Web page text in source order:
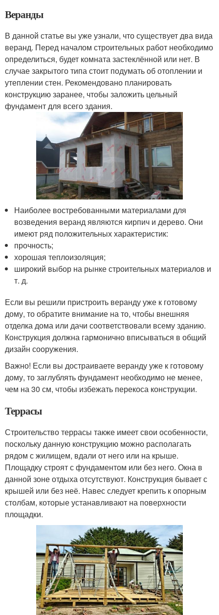
Веранды
В данной статье вы уже узнали, что существует два вида
веранд. Перед началом строительных работ необходимо
определиться, будет комната застеклённой или нет. В
случае закрытого типа стоит подумать об отоплении и
утеплении стен. Рекомендовано планировать
конструкцию заранее, чтобы заложить цельный
фундамент для всего здания.
Наиболее востребованными материалами для
возведения веранд являются кирпич и дерево. Они
имеют ряд положительных характеристик:
прочность;
хорошая теплоизоляция;
широкий выбор на рынке строительных материалов и
т. д.
Если вы решили пристроить веранду уже к готовому
дому, то обратите внимание на то, чтобы внешняя
отделка дома или дачи соответствовали всему зданию.
Конструкция должна гармонично вписываться в общий
дизайн сооружения.
Важно! Если вы достраиваете веранду уже к готовому
дому, то заглублять фундамент необходимо не менее,
чем на 30 см, чтобы избежать перекоса конструкции.
Террасы
Строительство террасы также имеет свои особенности,
поскольку данную конструкцию можно располагать
рядом с жилищем, вдали от него или на крыше.
Площадку строят с фундаментом или без него. Окна в
данной зоне отдыха отсутствуют. Конструкция бывает с
крышей или без неё. Навес следует крепить к опорным
столбам, которые устанавливают на поверхности
площадки.